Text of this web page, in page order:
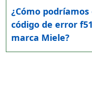
¿Cómo
código de error
marca Miele?